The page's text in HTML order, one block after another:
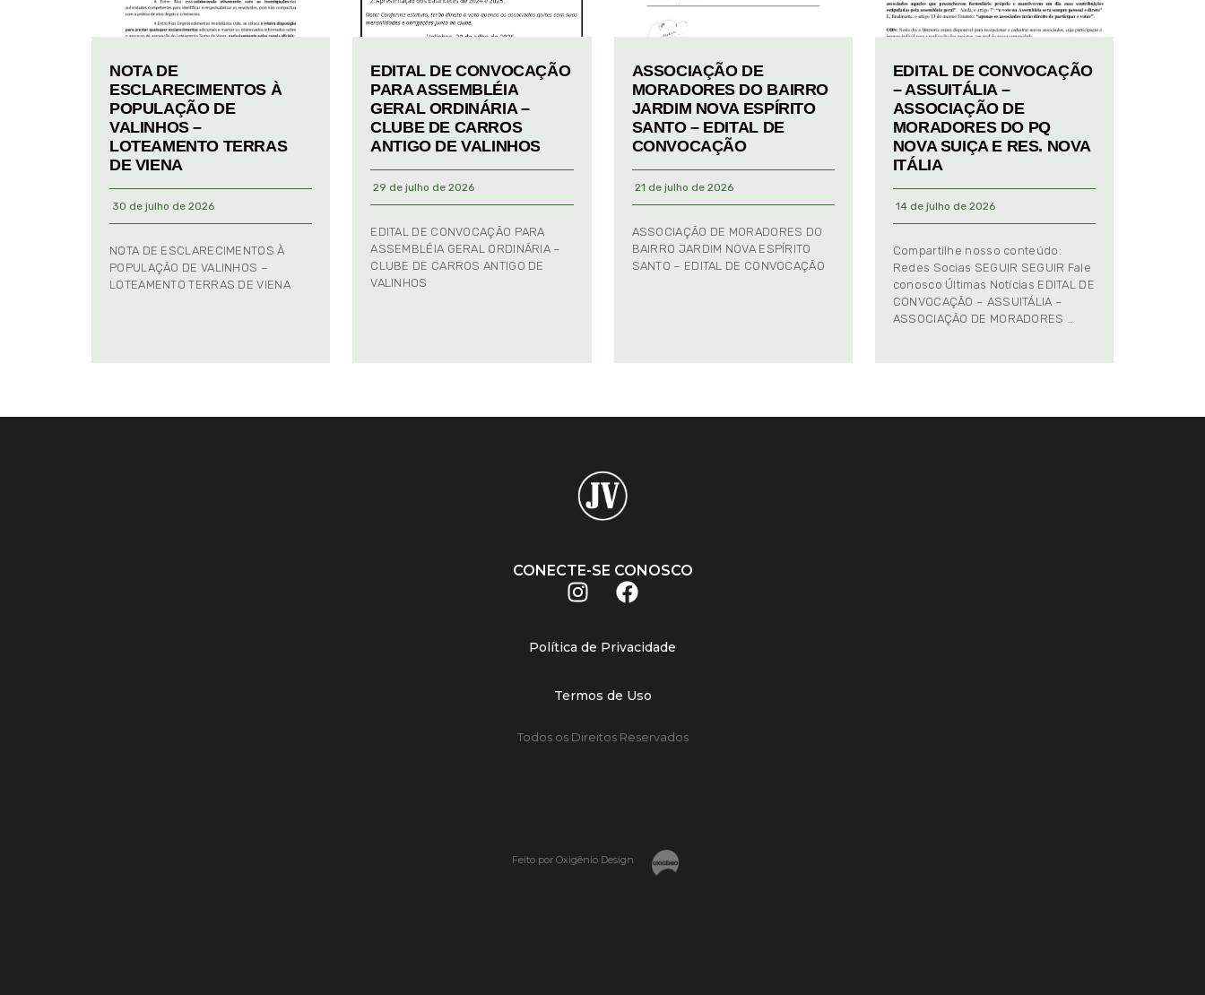
NOTA DE
ESCLARECIMENTOS À
POPULAÇÃO DE
VALINHOS –
LOTEAMENTO TERRAS
DE VIENA
30 de julho de 2026
NOTA DE ESCLARECIMENTOS À
POPULAÇÃO DE VALINHOS –
LOTEAMENTO TERRAS DE VIENA
EDITAL DE CONVOCAÇÃO
PARA ASSEMBLÉIA
GERAL ORDINÁRIA –
CLUBE DE CARROS
ANTIGO DE VALINHOS
29 de julho de 2026
EDITAL DE CONVOCAÇÃO PARA
ASSEMBLÉIA GERAL ORDINÁRIA –
CLUBE DE CARROS ANTIGO DE
VALINHOS
ASSOCIAÇÃO DE
MORADORES DO BAIRRO
JARDIM NOVA ESPÍRITO
SANTO – EDITAL DE
CONVOCAÇÃO
21 de julho de 2026
ASSOCIAÇÃO DE MORADORES DO
BAIRRO JARDIM NOVA ESPÍRITO
SANTO – EDITAL DE CONVOCAÇÃO
EDITAL DE CONVOCAÇÃO
– ASSUITÁLIA –
ASSOCIAÇÃO DE
MORADORES DO PQ
NOVA SUIÇA E RES. NOVA
ITÁLIA
14 de julho de 2026
Compartilhe nosso conteúdo:
Redes Socias SEGUIR SEGUIR Fale
conosco Últimas Notícias EDITAL DE
CONVOCAÇÃO – ASSUITÁLIA –
ASSOCIAÇÃO DE MORADORES …
CONECTE-SE CONOSCO
Política de Privacidade
Termos de Uso
Todos os Direitos Reservados
Feito por Oxigênio Design